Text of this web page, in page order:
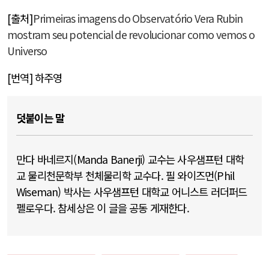
[출처]Primeiras imagens do Observatório Vera Rubin
mostram seu potencial de revolucionar como vemos o
Universo
[번역] 하주영
덧붙이는 말
만다 바네르지(Manda Banerji) 교수는 사우샘프턴 대학
교 물리천문학부 천체물리학 교수다. 필 와이즈먼(Phil
Wiseman) 박사는 사우샘프턴 대학교 어니스트 러더퍼드
펠로우다. 참세상은 이 글을 공동 게재한다.